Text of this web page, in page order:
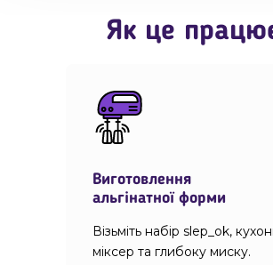
Як це
Виготовлення
альгінатної форми
Візьміть набір slep_ok,
міксер та глибоку миску.